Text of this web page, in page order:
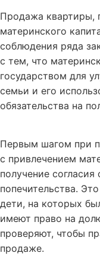
Продажа квартиры,
материнского
соблюдения ряда
с тем, что
государством для
семьи и его
обязательства на
Первым шагом при
с привлечением
получение
попечительства.
дети, на которых
имеют право на
проверяют, чтобы
продаже.